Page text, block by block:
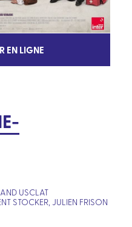
EN LIGNE
USCLAT
STOCKER, JULIEN FRISON